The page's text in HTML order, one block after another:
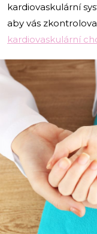
kardiovaskulární
aby vás
kardiovaskulární